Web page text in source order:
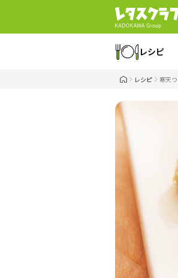
レシピ
レシピ 寒天